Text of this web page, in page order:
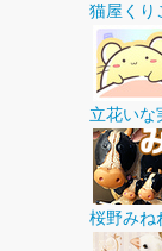
猫屋くり
立花いな
桜野みね